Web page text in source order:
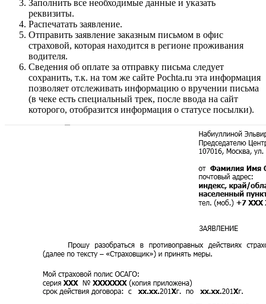
Заполнить все необходимые данные и указать
реквизиты.
Распечатать заявление.
Отправить заявление заказным письмом в офис
страховой, которая находится в регионе проживания
водителя.
Сведения об оплате за отправку письма следует
сохранить, т.к. на том же сайте Pochta.ru эта информация
позволяет отслеживать информацию о вручении письма
(в чеке есть специальный трек, после ввода на сайт
которого, отобразится информация о статусе посылки).